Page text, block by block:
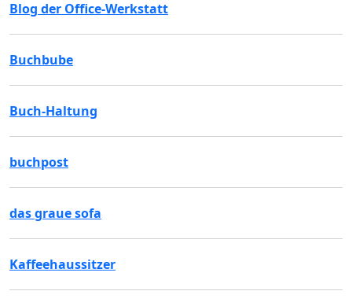
Blog der Office-Werkstatt
Buchbube
Buch-Haltung
buchpost
das graue sofa
Kaffeehaussitzer